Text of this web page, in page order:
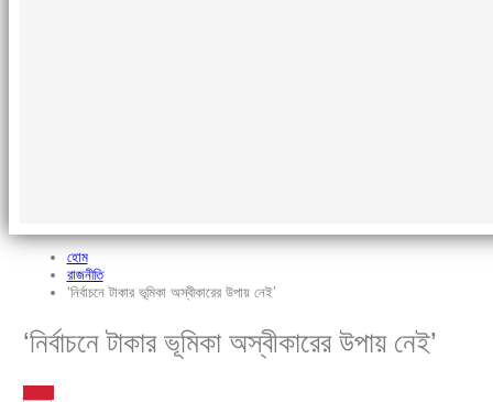
হোম
রাজনীতি
‘নির্বাচনে টাকার ভূমিকা অস্বীকারের উপায় নেই’
‘নির্বাচনে টাকার ভূমিকা অস্বীকারের উপায় নেই’